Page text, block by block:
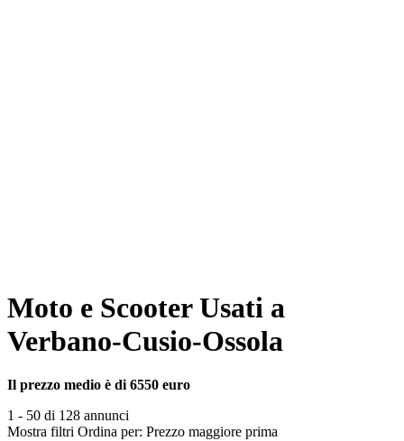
Moto e Scooter Usati a
Verbano-Cusio-Ossola
Il prezzo medio è di 6550 euro
1 - 50 di 128 annunci
Mostra filtri Ordina per: Prezzo maggiore prima